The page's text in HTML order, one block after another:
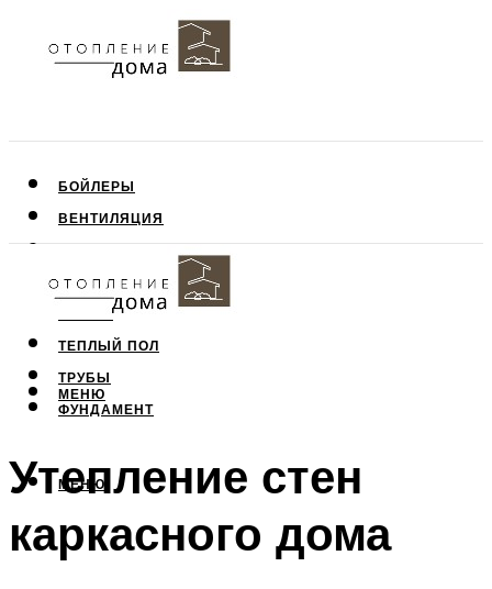
БОЙЛЕРЫ
ВЕНТИЛЯЦИЯ
ПОТОЛОК
СТЕНЫ
ТЕПЛЫЙ ПОЛ
ТРУБЫ
ФУНДАМЕНТ
МЕНЮ
МЕНЮ
Утепление стен
каркасного дома